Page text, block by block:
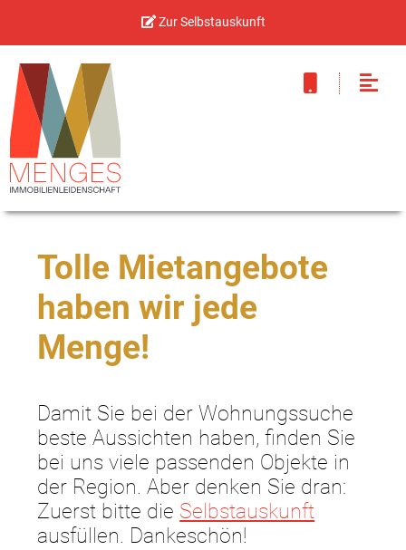
Zur Selbstauskunft
Tolle Mietangebote
haben wir jede
Menge!
Damit Sie bei der Wohnungssuche
beste Aussichten haben, finden Sie
bei uns viele passenden Objekte in
der Region. Aber denken Sie dran:
Zuerst bitte die Selbstauskunft
ausfüllen. Dankeschön!